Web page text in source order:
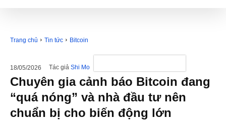
Trang chủ Tin tức Bitcoin
18/05/2026 Tác giả Shi Mo
Chuyên gia cảnh báo Bitcoin đang
“quá nóng” và nhà đầu tư nên
chuẩn bị cho biến động lớn